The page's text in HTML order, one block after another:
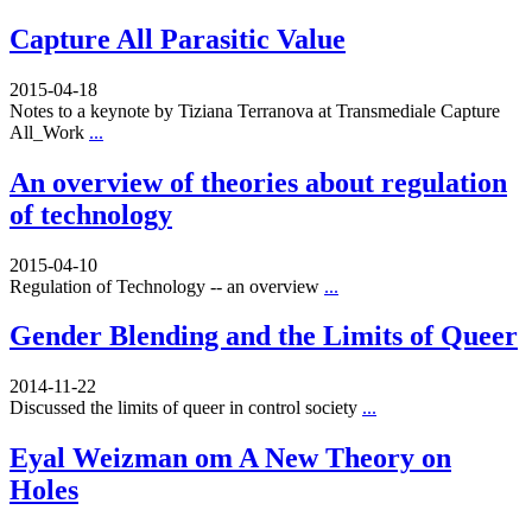
Capture All Parasitic Value
2015-04-18
Notes to a keynote by Tiziana Terranova at Transmediale Capture
All_Work ...
An overview of theories about regulation
of technology
2015-04-10
Regulation of Technology -- an overview ...
Gender Blending and the Limits of Queer
2014-11-22
Discussed the limits of queer in control society ...
Eyal Weizman om A New Theory on
Holes